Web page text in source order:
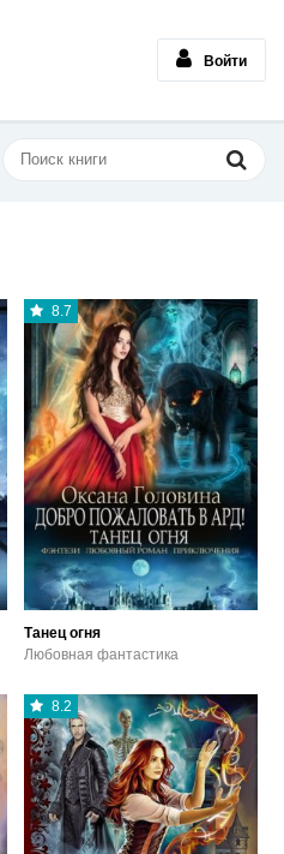
Войти
8.7
Танец огня
Любовная фантастика
8.2